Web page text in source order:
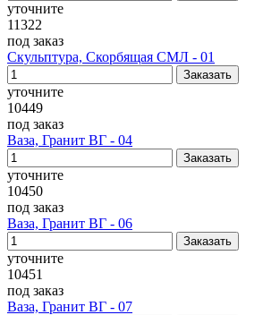
уточните
11322
под заказ
Скульптура, Скорбящая СМЛ - 01
уточните
10449
под заказ
Ваза, Гранит ВГ - 04
уточните
10450
под заказ
Ваза, Гранит ВГ - 06
уточните
10451
под заказ
Ваза, Гранит ВГ - 07